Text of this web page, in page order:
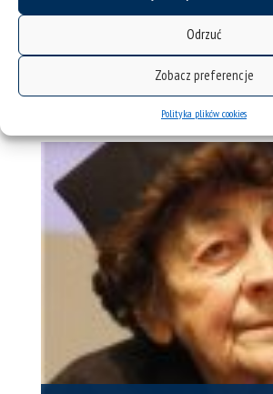
Odrzuć
Zobacz preferencje
Polityka plików cookies
arcybiskup senior dr Damian Zimoń